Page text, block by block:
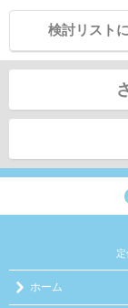
検討リスト
ホーム